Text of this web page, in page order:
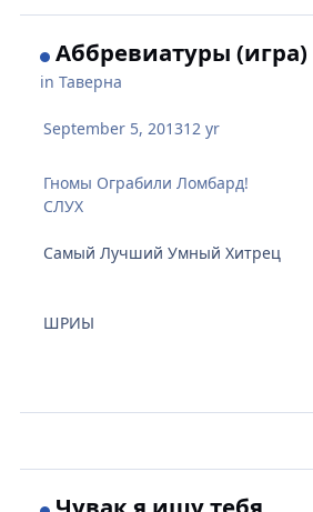
Аббревиатуры (игра)
inТаверна
September 5, 201312 yr
Гномы Ограбили Ломбард!
СЛУХ
Самый Лучший Умный Хитрец
ШРИЫ